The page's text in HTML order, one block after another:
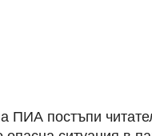
ПИА постъпи